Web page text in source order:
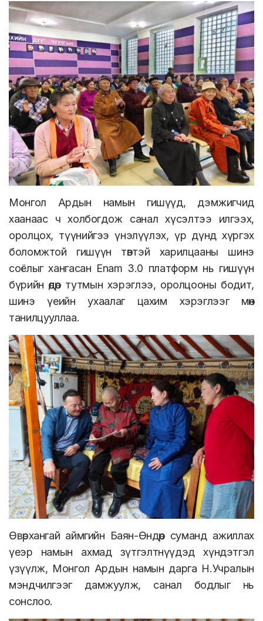
Монгол Ардын намын гишүүд, дэмжигчид
хаанаас ч холбогдож санал хүсэлтээ илгээх,
оролцох, түүнийгээ үнэлүүлэх, үр дүнд хүргэх
боломжтой гишүүн төвтэй харилцааны шинэ
соёлыг хангасан Enam 3.0 платформ нь гишүүн
бүрийн өдөр тутмын хэрэглээ, оролцооны бодит,
шинэ үеийн ухаалаг цахим хэрэглээг мөн
танилцууллаа.
Өвөрхангай аймгийн Баян-Өндөр суманд ажиллах
үеэр намын ахмад зүтгэлтнүүдэд хүндэтгэл
үзүүлж, Монгол Ардын намын дарга Н.Учралын
мэндчилгээг дамжуулж, санал бодлыг нь
сонслоо.